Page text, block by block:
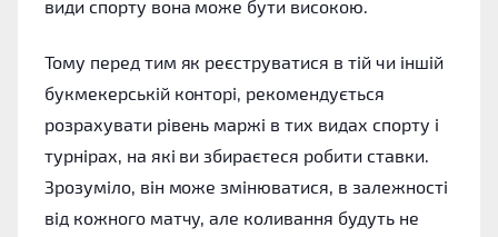
види спорту вона може бути високою.
Тому перед тим як реєструватися в тій чи іншій
букмекерській конторі, рекомендується
розрахувати рівень маржі в тих видах спорту і
турнірах, на які ви збираєтеся робити ставки.
Зрозуміло, він може змінюватися, в залежності
від кожного матчу, але коливання будуть не